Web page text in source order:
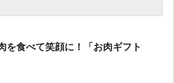
を食べて笑顔に！「お肉ギフト